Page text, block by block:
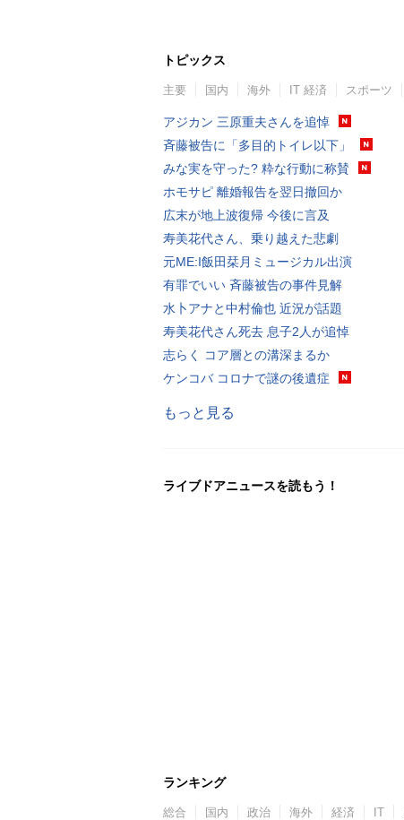
トピックス
主要 国内 海外 IT 経済 スポーツ
アジカン 三原重夫さんを追悼
斉藤被告に「多目的トイレ以下」
みな実を守った? 粋な行動に称賛
ホモサピ 離婚報告を翌日撤回か
広末が地上波復帰 今後に言及
寿美花代さん、乗り越えた悲劇
元ME:I飯田栞月ミュージカル出演
有罪でいい 斉藤被告の事件見解
水卜アナと中村倫也 近況が話題
寿美花代さん死去 息子2人が追悼
志らく コア層との溝深まるか
ケンコバ コロナで謎の後遺症
もっと見る
ライブドアニュースを読もう！
ランキング
総合 国内 政治 海外 経済 IT